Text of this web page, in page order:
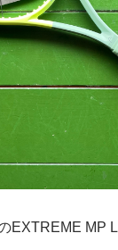
EXTREME MP L